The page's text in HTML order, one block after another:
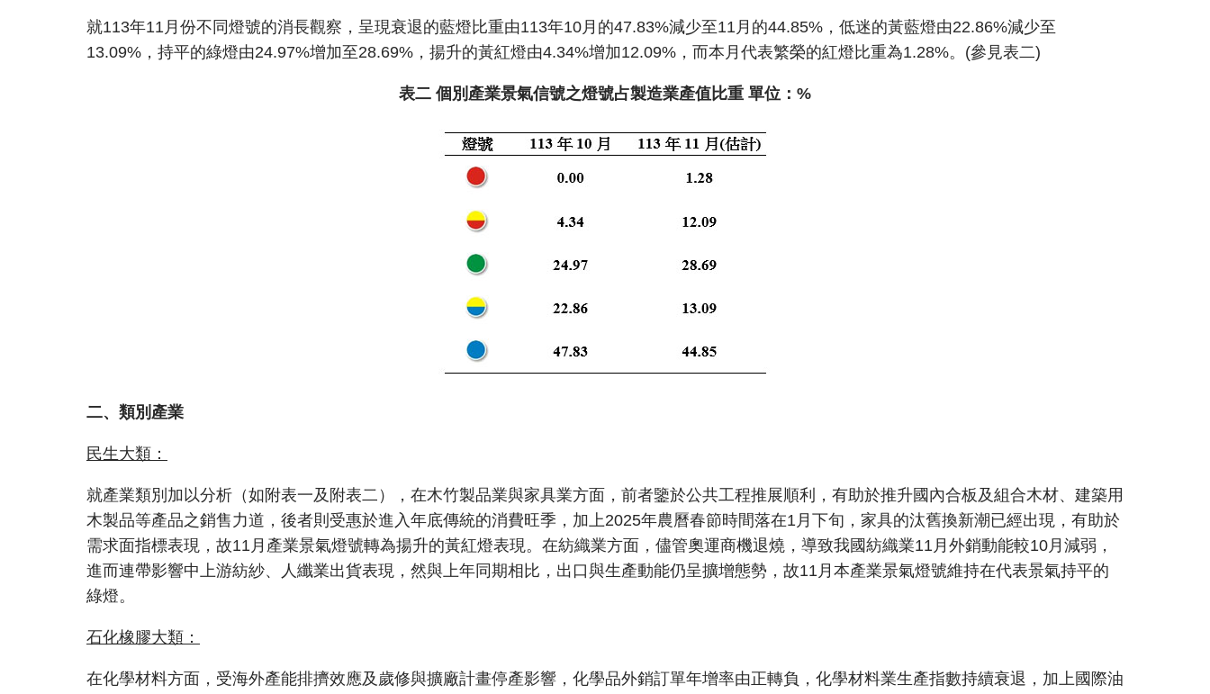
就113年11月份不同燈號的消長觀察，呈現衰退的藍燈比重由113年10月的47.83%減少至11月的44.85%，低迷的黃藍燈由22.86%減少至
13.09%，持平的綠燈由24.97%增加至28.69%，揚升的黃紅燈由4.34%增加12.09%，而本月代表繁榮的紅燈比重為1.28%。(參見表二)
表二 個別產業景氣信號之燈號占製造業產值比重 單位：%
二、類別產業
民生大類：
就產業類別加以分析（如附表一及附表二），在木竹製品業與家具業方面，前者鑒於公共工程推展順利，有助於推升國內合板及組合木材、建築用
木製品等產品之銷售力道，後者則受惠於進入年底傳統的消費旺季，加上2025年農曆春節時間落在1月下旬，家具的汰舊換新潮已經出現，有助於
需求面指標表現，故11月產業景氣燈號轉為揚升的黃紅燈表現。在紡織業方面，儘管奧運商機退燒，導致我國紡織業11月外銷動能較10月減弱，
進而連帶影響中上游紡紗、人纖業出貨表現，然與上年同期相比，出口與生產動能仍呈擴增態勢，故11月本產業景氣燈號維持在代表景氣持平的
綠燈。
石化橡膠大類：
在化學材料方面，受海外產能排擠效應及歲修與擴廠計畫停產影響，化學品外銷訂單年增率由正轉負，化學材料業生產指數持續衰退，加上國際油